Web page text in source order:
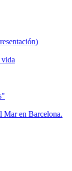
vida
Mar en Barcelona.